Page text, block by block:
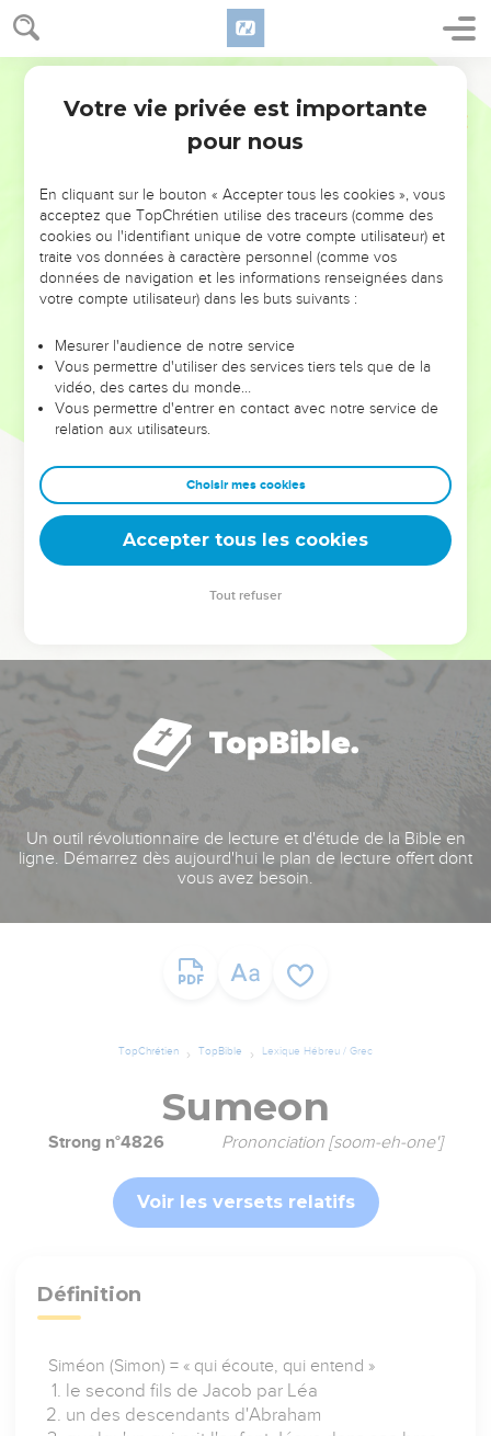
NE MANQUEZ PAS L’ÉVÉNEMENT
DE L’ANNÉE !
ET SI LEURS ERREURS POUVAIENT VOUS ÉVITER LES
VOTRES ?
leur foi ou leur vision. Mais on voit moins les doutes, les erreurs
et les saisons difficiles qu'ils ont traversés, alors même que ce
sont elles qui les ont façonnés.
Dans cette conférence, leaders, entrepreneurs, et responsables
clés pour avancer avec plus de sagesse afin que leurs erreurs
deviennent vos tremplins. Que vous guidiez un ministère, une
équipe, un groupe ou une famille, leur expérience est faite
Un outil révolutionnaire de lecture et d'étude de la Bible en
ligne. Démarrez dès aujourd'hui le plan de lecture offert dont
vous avez besoin.
TopChrétien TopBible Lexique Hébreu / Grec
Sumeon
Strong n°4826 Prononciation [soom-eh-one']
Voir les versets relatifs
Définition
Siméon (Simon) = « qui écoute, qui entend »
le second fils de Jacob par Léa
un des descendants d'Abraham
Votre vie privée est importante
pour nous
En cliquant sur le bouton « Accepter tous les cookies », vous
acceptez que TopChrétien utilise des traceurs (comme des
cookies ou l'identifiant unique de votre compte utilisateur) et
traite vos données à caractère personnel (comme vos
données de navigation et les informations renseignées dans
votre compte utilisateur) dans les buts suivants :
Mesurer l'audience de notre service
Vous permettre d'utiliser des services tiers tels que de la
vidéo, des cartes du monde…
Vous permettre d'entrer en contact avec notre service de
relation aux utilisateurs.
Choisir mes cookies
Accepter tous les cookies
Tout refuser